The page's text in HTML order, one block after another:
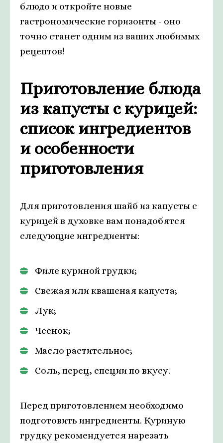
блюдо и откройте новые
гастрономические горизонты - оно
точно станет одним из ваших любимых
рецептов!
Приготовление блюда
из капусты с курицей:
список ингредиентов
и особенности
приготовления
Для приготовления шайб из капусты с
курицей в духовке вам понадобятся
следующие ингредиенты:
Филе куриной грудки;
Свежая или квашеная капуста;
Лук;
Чеснок;
Масло растительное;
Соль, перец, специи по вкусу.
Перед приготовлением необходимо
подготовить ингредиенты. Куриную
грудку рекомендуется нарезать